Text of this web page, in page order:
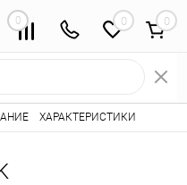
0 0
товаров ⭐ • Сердцевины
ХАРАКТЕРИСТИКИ